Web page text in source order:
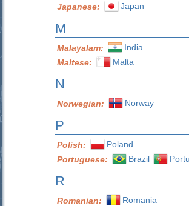
Japanese: Japan
M
Malayalam:
India
Maltese:
Malta
N
Norwegian: Norway
P
Polish:
Poland
Portuguese:
Brazil
R
Romanian: Romania